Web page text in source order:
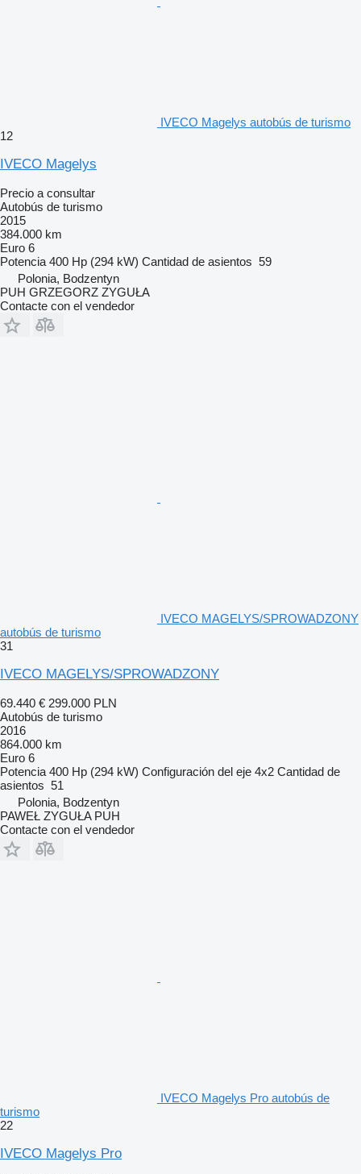
IVECO Magelys autobús de turismo
12
IVECO Magelys
Precio a consultar
Autobús de turismo
2015
384.000 km
Euro 6
Potencia 400 Hp (294 kW) Cantidad de asientos 59
Polonia, Bodzentyn
PUH GRZEGORZ ZYGUŁA
Contacte con el vendedor
IVECO MAGELYS/SPROWADZONY
autobús de turismo
31
IVECO MAGELYS/SPROWADZONY
69.440 € 299.000 PLN
Autobús de turismo
2016
864.000 km
Euro 6
Potencia 400 Hp (294 kW) Configuración del eje 4x2 Cantidad de
asientos 51
Polonia, Bodzentyn
PAWEŁ ZYGUŁA PUH
Contacte con el vendedor
IVECO Magelys Pro autobús de
turismo
22
IVECO Magelys Pro